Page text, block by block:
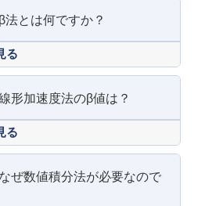
法とは何ですか？
る
形加速度法のβ値は？
る
ぜ数値積分法が必要なので